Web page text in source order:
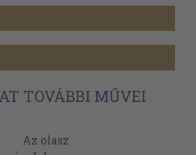
TOVÁBBI MŰVEI